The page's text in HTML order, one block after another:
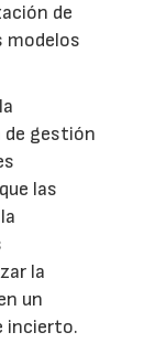
de
modelos
de gestión
las
la
un
incierto.